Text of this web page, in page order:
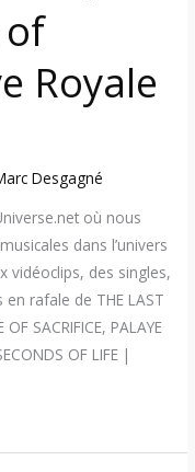
Royale
Desgagné
où nous
dans l’univers
vidéoclips, des singles,
rafale de THE LAST
SACRIFICE, PALAYE
OF LIFE |